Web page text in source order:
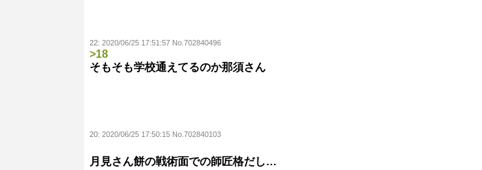
22: 2020/06/25 17:51:57 No.702840496
>18
そもそも学校通えてるのか那須さん
20: 2020/06/25 17:50:15 No.702840103
月見さん餅の戦術面での師匠格だし…